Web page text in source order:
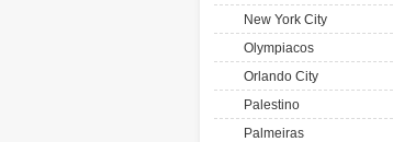
New York City
Olympiacos
Orlando City
Palestino
Palmeiras